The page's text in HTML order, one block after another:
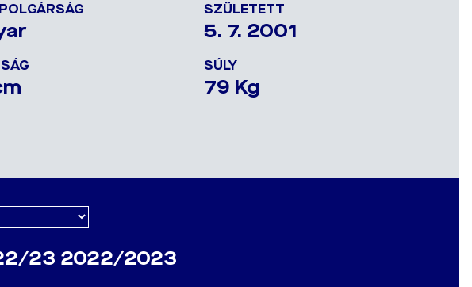
SZÜLETETT
5. 7. 2001
SÚLY
79 Kg
23 2022/2023